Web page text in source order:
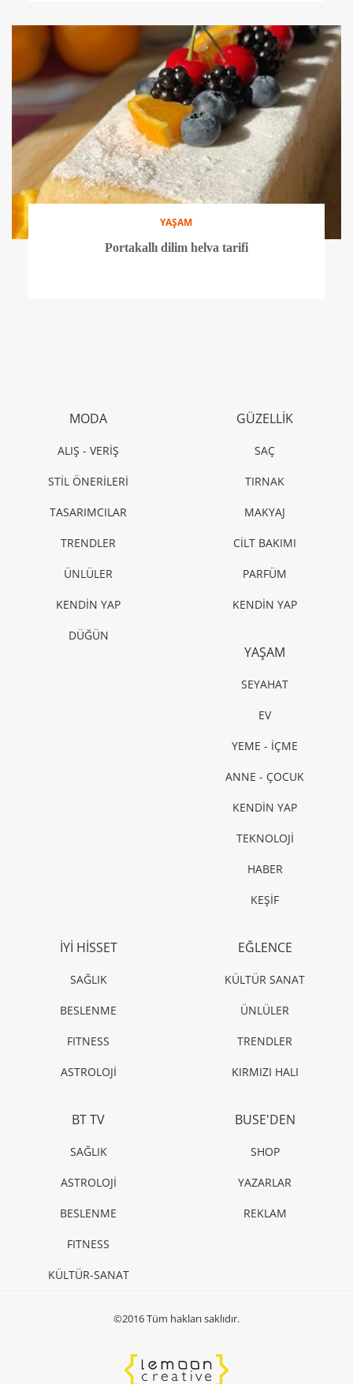
YAŞAM
Portakallı dilim helva tarifi
MODA
ALIŞ - VERİŞ
STİL ÖNERİLERİ
TASARIMCILAR
TRENDLER
ÜNLÜLER
KENDİN YAP
DÜĞÜN
GÜZELLİK
SAÇ
TIRNAK
MAKYAJ
CİLT BAKIMI
PARFÜM
KENDİN YAP
YAŞAM
SEYAHAT
EV
YEME - İÇME
ANNE - ÇOCUK
KENDİN YAP
TEKNOLOJİ
HABER
KEŞİF
İYİ HİSSET
SAĞLIK
BESLENME
FITNESS
ASTROLOJİ
EĞLENCE
KÜLTÜR SANAT
ÜNLÜLER
TRENDLER
KIRMIZI HALI
BT TV
SAĞLIK
ASTROLOJİ
BESLENME
FITNESS
KÜLTÜR-SANAT
BUSE'DEN
SHOP
YAZARLAR
REKLAM
©2016 Tüm hakları saklıdır.